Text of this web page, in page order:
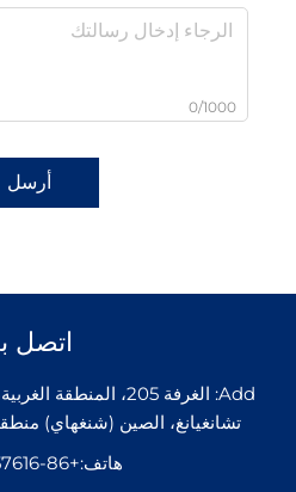
0/1000
أرسل
اتصل
تشانغيانغ، الصين (شنغهاي)
هاتف:+86-15937257616